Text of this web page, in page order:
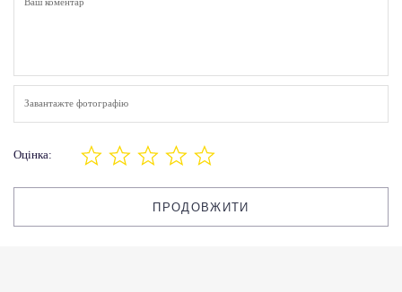
Завантажте фотографію
Оцінка:
ПРОДОВЖИТИ